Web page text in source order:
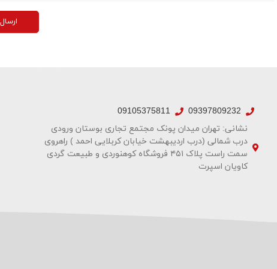
ارسال
09397809232
09105375811
نشانی: تهران میدان پونک مجتمع تجاری بوستان ورودی
درب شمالی (درب اردیبهشت خیابان کربلایی احمد ) راهروی
سمت راست پلاک ۴۵۱ فروشگاه کوهنوردی و طبیعت گردی
کاویان اسپرت